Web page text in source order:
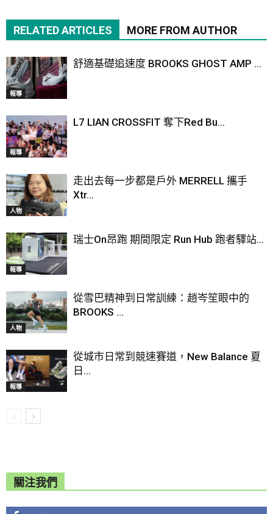
RELATED ARTICLES MORE FROM AUTHOR
報導
舒適基礎追速度 BROOKS GHOST AMP ...
報導
L7 LIAN CROSSFIT 奪下Red Bu...
人物
走出去每一步都是戶外 MERRELL 攜手
Xtr...
報導
瑞士On昂跑 期間限定 Run Hub 跑者驛站...
人物
從雪巴精神到日常訓練：趙岑笙眼中的
BROOKS ...
報導
從城市日常到競速賽道，New Balance 夏
日...
關注我們